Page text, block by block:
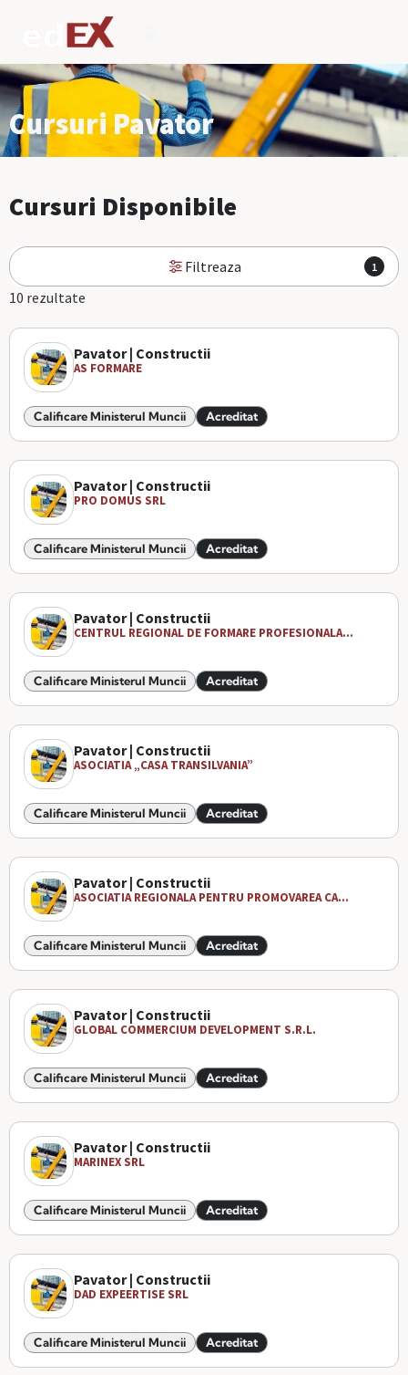
Cursuri Pavator
Cursuri Disponibile
Filtreaza 1
10 rezultate
Pavator | Constructii
AS FORMARE
Calificare Ministerul Muncii Acreditat
Pavator | Constructii
PRO DOMUS SRL
Calificare Ministerul Muncii Acreditat
Pavator | Constructii
CENTRUL REGIONAL DE FORMARE PROFESIONALA...
Calificare Ministerul Muncii Acreditat
Pavator | Constructii
ASOCIATIA „CASA TRANSILVANIA”
Calificare Ministerul Muncii Acreditat
Pavator | Constructii
ASOCIATIA REGIONALA PENTRU PROMOVAREA CA...
Calificare Ministerul Muncii Acreditat
Pavator | Constructii
GLOBAL COMMERCIUM DEVELOPMENT S.R.L.
Calificare Ministerul Muncii Acreditat
Pavator | Constructii
MARINEX SRL
Calificare Ministerul Muncii Acreditat
Pavator | Constructii
DAD EXPEERTISE SRL
Calificare Ministerul Muncii Acreditat